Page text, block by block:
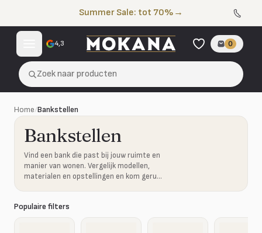
Summer Sale: tot 70% →
4,3 0
Zoek naar producten
Home/Bankstellen
Bankstellen
Vind een bank die past bij jouw ruimte en
manier van wonen. Vergelijk modellen,
materialen en opstellingen en kom gerust
Populaire filters